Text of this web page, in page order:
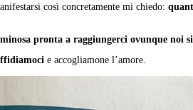
così concretamente mi chiedo:
pronta a raggiungerci ovunque noi
e accogliamone l’amore.